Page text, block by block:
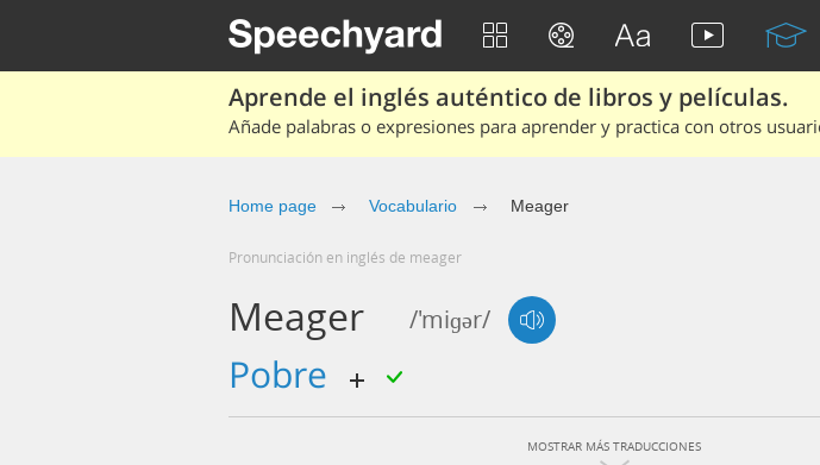
Aprende el inglés auténtico de libros y películas.
Añade palabras o expresiones para aprender y practica con otros
Home page Vocabulario Meager
Pronunciación en inglés de meager
Meager /'miɡər/
pobre
MOSTRAR MÁS TRADUCCIONES